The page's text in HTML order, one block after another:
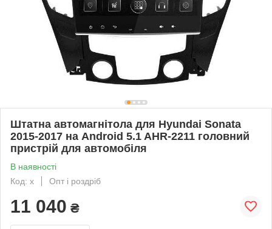
Штатна автомагнітола для Hyundai Sonata
2015-2017 на Android 5.1 AHR-2211 головний
пристрій для автомобіля
В наявності
Код: х
Опт і роздріб
11 040 ₴